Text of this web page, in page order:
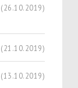
(26.10.2019)
(21.10.2019)
(13.10.2019)